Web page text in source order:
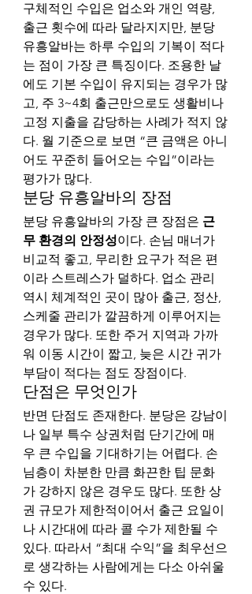
구체적인 수입은 업소와 개인 역량,
출근 횟수에 따라 달라지지만, 분당
유흥알바는 하루 수입의 기복이 적다
는 점이 가장 큰 특징이다. 조용한 날
에도 기본 수입이 유지되는 경우가 많
고, 주 3~4회 출근만으로도 생활비나
고정 지출을 감당하는 사례가 적지 않
다. 월 기준으로 보면 “큰 금액은 아니
어도 꾸준히 들어오는 수입”이라는
평가가 많다.
분당 유흥알바의 장점
분당 유흥알바의 가장 큰 장점은 근
무 환경의 안정성이다. 손님 매너가
비교적 좋고, 무리한 요구가 적은 편
이라 스트레스가 덜하다. 업소 관리
역시 체계적인 곳이 많아 출근, 정산,
스케줄 관리가 깔끔하게 이루어지는
경우가 많다. 또한 주거 지역과 가까
워 이동 시간이 짧고, 늦은 시간 귀가
부담이 적다는 점도 장점이다.
단점은 무엇인가
반면 단점도 존재한다. 분당은 강남이
나 일부 특수 상권처럼 단기간에 매
우 큰 수입을 기대하기는 어렵다. 손
님층이 차분한 만큼 화끈한 팁 문화
가 강하지 않은 경우도 많다. 또한 상
권 규모가 제한적이어서 출근 요일이
나 시간대에 따라 콜 수가 제한될 수
있다. 따라서 “최대 수익”을 최우선으
로 생각하는 사람에게는 다소 아쉬울
수 있다.